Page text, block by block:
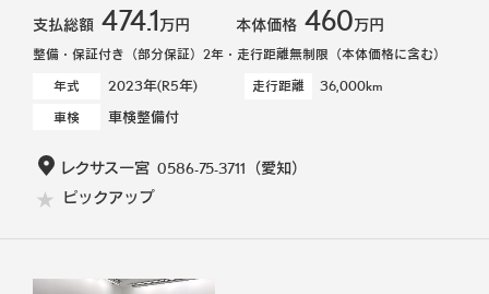
支払総額 474.1万円 本体価格 460万円
整備・保証付き（部分保証）2年・走行距離無制限（本体価格に含む）
年式
2023年(R5年) 走行距離 36,000km
車検 車検整備付
レクサス一宮 0586-75-3711 （愛知）
ピックアップ